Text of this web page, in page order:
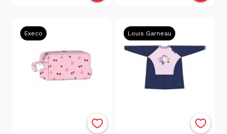
Corrosif
(2)
Five
Star
(2)
Execo Louis Garneau